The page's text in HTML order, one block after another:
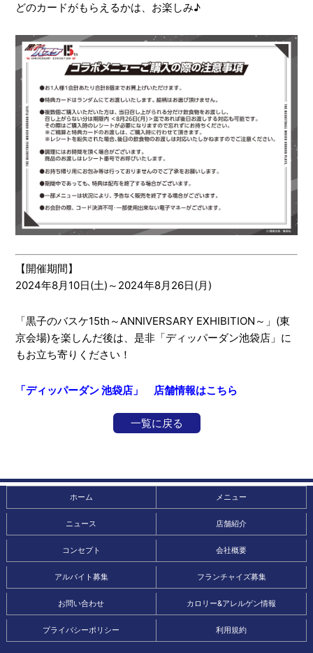
どのカードがもらえるかは、お楽しみ♪
【開催期間】
2024年8月10日(土)～2024年8月26日(月)
「黒子のバスケ15th～ANNIVERSARY EXHIBITION～」(東
京会場)を楽しんだ後は、是非「ディッパーダン池袋店」に
もお立ち寄りください！
「ディッパーダン 池袋店」 店舗情報はこちら
一覧に戻る
ホーム メニュー
ニュース 店舗紹介
コンセプト 会社概要
アルバイト募集 フランチャイズ募集
お問い合わせ カロリー&アレルゲン情報
プライバシーポリシー 利用規約